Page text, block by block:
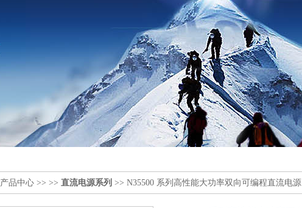
产品中心 >> >> 直流电源系列 >> N35500 系列高性能大功率双向可编程直流电源